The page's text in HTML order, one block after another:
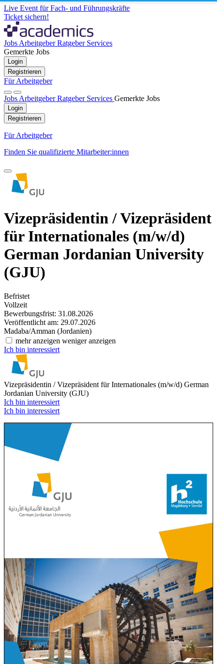
Live Event für Fach- und Führungskräfte
Ticket sichern!
Jobs ArbeitgeberRatgeber Services
Gemerkte Jobs
Login
Registrieren
Für Arbeitgeber
Jobs ArbeitgeberRatgeber Services Gemerkte Jobs
Login
Registrieren
Für Arbeitgeber
Finden Sie qualifizierte Mitarbeiter:innen
Vizepräsidentin / Vizepräsident
für Internationales (m/w/d)
German Jordanian University
(GJU)
Befristet
Vollzeit
Bewerbungsfrist: 31.08.2026
Veröffentlicht am: 29.07.2026
Madaba/Amman (Jordanien)
mehr anzeigen weniger anzeigen
Ich bin interessiert
Vizepräsidentin / Vizepräsident für Internationales (m/w/d) German
Jordanian University (GJU)
Ich bin interessiert
Ich bin interessiert